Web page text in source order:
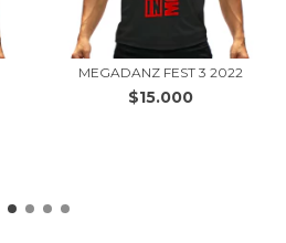
MEGADANZ FEST 3 2022
$15.000